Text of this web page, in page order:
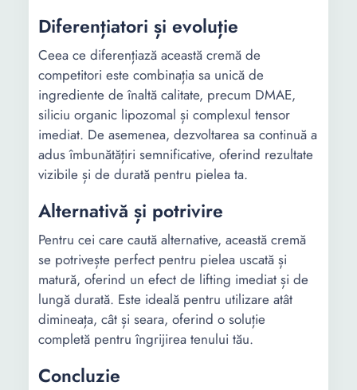
Diferențiatori și evoluție
Ceea ce diferențiază această cremă de
competitori este combinația sa unică de
ingrediente de înaltă calitate, precum DMAE,
siliciu organic lipozomal și complexul tensor
imediat. De asemenea, dezvoltarea sa continuă a
adus îmbunătățiri semnificative, oferind rezultate
vizibile și de durată pentru pielea ta.
Alternativă și potrivire
Pentru cei care caută alternative, această cremă
se potrivește perfect pentru pielea uscată și
matură, oferind un efect de lifting imediat și de
lungă durată. Este ideală pentru utilizare atât
dimineața, cât și seara, oferind o soluție
completă pentru îngrijirea tenului tău.
Concluzie